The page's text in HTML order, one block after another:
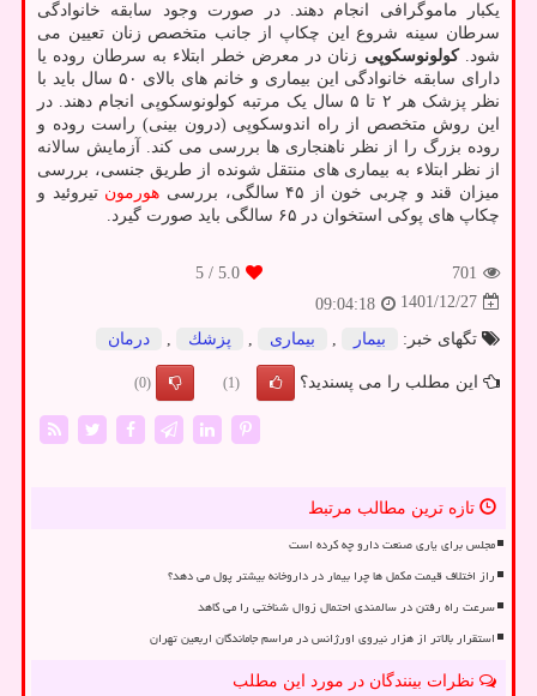
یکبار ماموگرافی انجام دهند. در صورت وجود سابقه خانوادگی
سرطان سینه شروع این چکاپ از جانب متخصص زنان تعیین می
شود.کولونوسکوپی زنان در معرض خطر ابتلاء به سرطان روده یا
دارای سابقه خانوادگی این بیماری و خانم های بالای ۵۰ سال باید با
نظر پزشک هر ۲ تا ۵ سال یک مرتبه کولونوسکوپی انجام دهند. در
این روش متخصص از راه اندوسکوپی (درون بینی) راست روده و
روده بزرگ را از نظر ناهنجاری ها بررسی می کند. آزمایش سالانه
از نظر ابتلاء به بیماری های منتقل شونده از طریق جنسی، بررسی
میزان قند و چربی خون از ۴۵ سالگی، بررسی
هورمون تیروئید و
چکاپ های پوکی استخوان در ۶۵ سالگی باید صورت گیرد.
701
5.0
/ 5
1401/12/27
09:04:18
تگهای خبر:
بیمار بیماری پزشك درمان
این مطلب را می پسندید؟ (1)
(0)
تازه ترین مطالب مرتبط
مجلس برای یاری صنعت دارو چه کرده است
راز اختلاف قیمت مکمل ها چرا بیمار در داروخانه بیشتر پول می دهد؟
سرعت راه رفتن در سالمندی احتمال زوال شناختی را می کاهد
استقرار بالاتر از هزار نیروی اورژانس در مراسم جاماندگان اربعین تهران
نظرات بینندگان در مورد این مطلب